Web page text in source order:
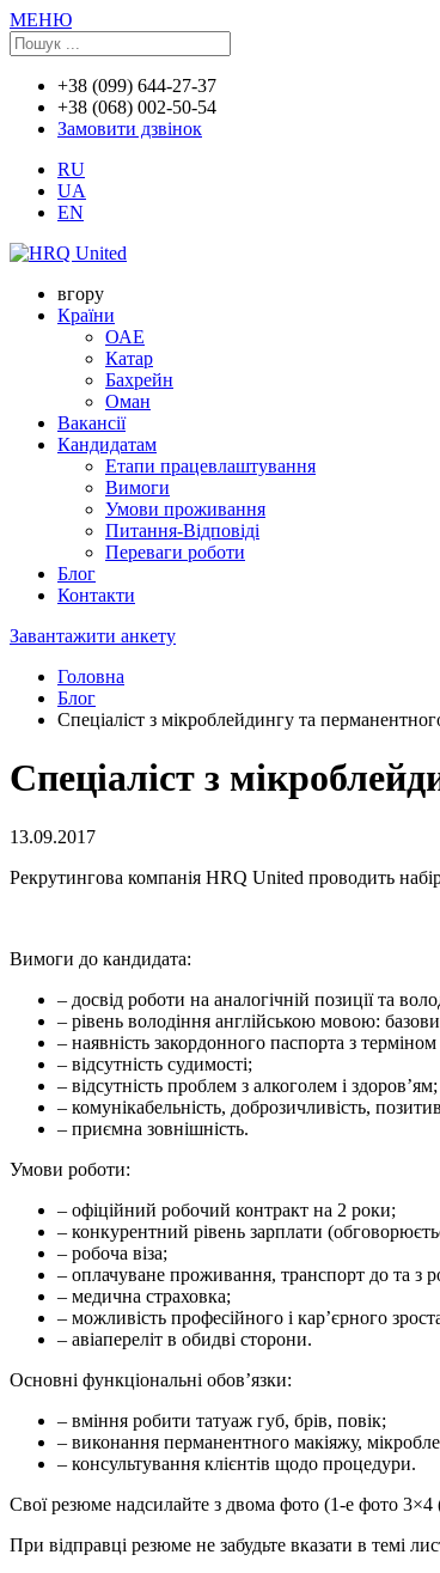
МЕНЮ
+38 (099) 644-27-37
+38 (068) 002-50-54
Замовити дзвінок
RU
UA
EN
вгору
Країни
ОАЕ
Катар
Бахрейн
Оман
Вакансії
Кандидатам
Етапи працевлаштування
Вимоги
Умови проживання
Питання-Відповіді
Переваги роботи
Блог
Контакти
Завантажити анкету
Головна
Блог
Спеціаліст з мікроблейдингу та
Спеціаліст з
13.09.2017
Рекрутингова компанія HRQ United проводить
Вимоги до кандидата:
– досвід роботи на аналогічній позиції та
– рівень володіння англійською мовою:
– наявність закордонного паспорта з
– відсутність судимості;
– відсутність проблем з алкоголем і здоров’ям;
– комунікабельність, доброзичливість,
– приємна зовнішність.
Умови роботи:
– офіційний робочий контракт на 2 роки;
– конкурентний рівень зарплати
– робоча віза;
– оплачуване проживання, транспорт до та з
– медична страховка;
– можливість професійного і кар’єрного
– авіапереліт в обидві сторони.
Основні функціональні обов’язки:
– вміння робити татуаж губ, брів, повік;
– виконання перманентного макіяжу,
– консультування клієнтів щодо процедури.
Свої резюме надсилайте з двома фото (1-е фото
При відправці резюме не забудьте вказати в темі